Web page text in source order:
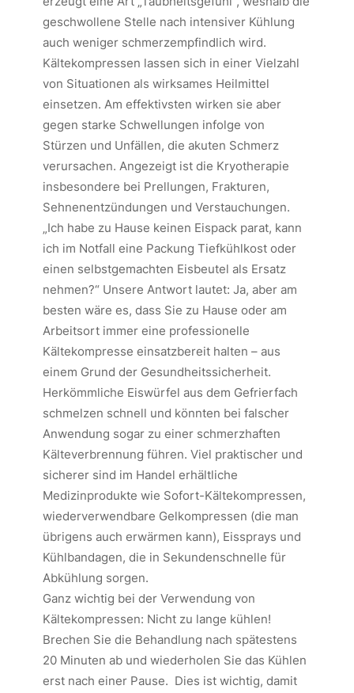
geschwollene Stelle nach intensiver Kühlung
auch weniger schmerzempfindlich wird.
Kältekompressen lassen sich in einer Vielzahl
von Situationen als wirksames Heilmittel
einsetzen. Am effektivsten wirken sie aber
gegen starke Schwellungen infolge von
Stürzen und Unfällen, die akuten Schmerz
verursachen. Angezeigt ist die Kryotherapie
insbesondere bei Prellungen, Frakturen,
Sehnenentzündungen und Verstauchungen.
„Ich habe zu Hause keinen Eispack parat, kann
ich im Notfall eine Packung Tiefkühlkost oder
einen selbstgemachten Eisbeutel als Ersatz
nehmen?“ Unsere Antwort lautet: Ja, aber am
besten wäre es, dass Sie zu Hause oder am
Arbeitsort immer eine professionelle
Kältekompresse einsatzbereit halten – aus
einem Grund der Gesundheitssicherheit.
Herkömmliche Eiswürfel aus dem Gefrierfach
schmelzen schnell und könnten bei falscher
Anwendung sogar zu einer schmerzhaften
Kälteverbrennung führen. Viel praktischer und
sicherer sind im Handel erhältliche
Medizinprodukte wie Sofort-Kältekompressen,
wiederverwendbare Gelkompressen (die man
übrigens auch erwärmen kann), Eissprays und
Kühlbandagen, die in Sekundenschnelle für
Abkühlung sorgen.
Ganz wichtig bei der Verwendung von
Kältekompressen: Nicht zu lange kühlen!
Brechen Sie die Behandlung nach spätestens
20 Minuten ab und wiederholen Sie das Kühlen
erst nach einer Pause. Dies ist wichtig, damit